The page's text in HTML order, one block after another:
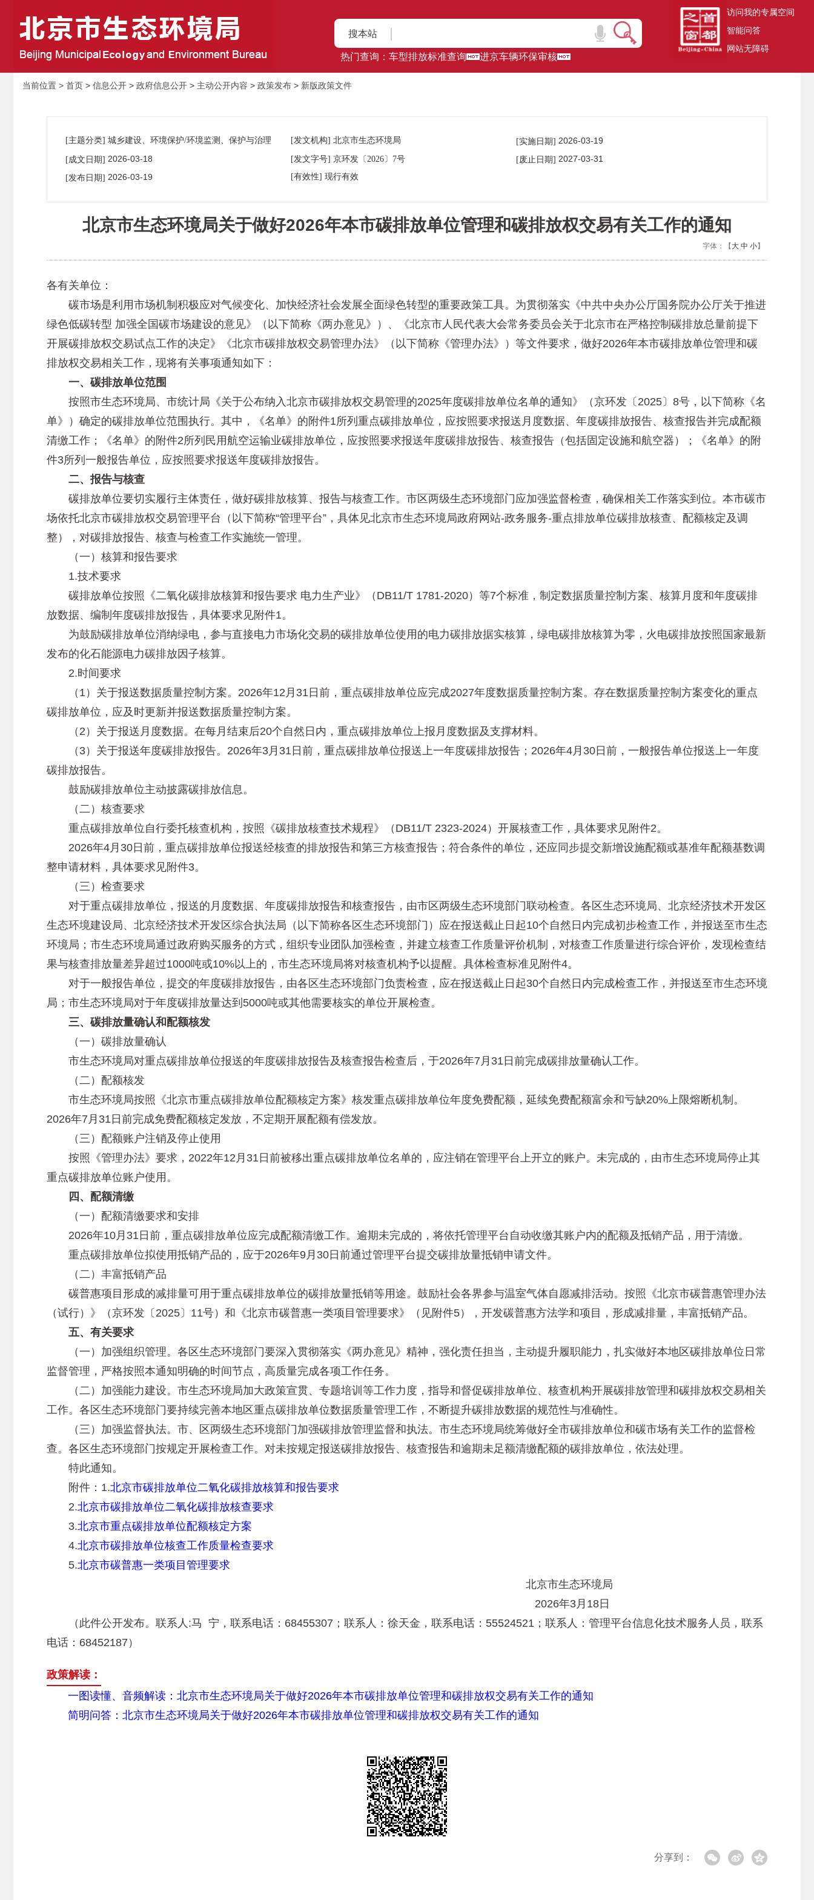
搜本站
热门查询： 车型排放标准查询 进京车辆环保审核
访问我的专属空间
智能问答
网站无障碍
当前位置 > 首页 > 信息公开 > 政府信息公开 > 主动公开内容 > 政策发布 > 新版政策文件
[主题分类] 城乡建设、环境保护/环境监测、保护与治理 [发文机构] 北京市生态环境局 [实施日期]2026-03-19
00:00:00
[成文日期] 2026-03-18
00:00:00
[发文字号]京环发 〔2026〕7号 [废止日期]2027-03-31
[发布日期] 2026-03-19
[有效性] 现行有效
北京市生态环境局关于做好2026年本市碳排放单位管理和碳排放权交易有关工作的通知
字体：【 大 中 小】
各有关单位：
碳市场是利用市场机制积极应对气候变化、加快经济社会发展全面绿色转型的重要政策工具。为贯彻落实《中共中央办公厅国务院办公厅关于推进
绿色低碳转型 加强全国碳市场建设的意见》（以下简称《两办意见》）、《北京市人民代表大会常务委员会关于北京市在严格控制碳排放总量前提下
开展碳排放权交易试点工作的决定》《北京市碳排放权交易管理办法》（以下简称《管理办法》）等文件要求，做好2026年本市碳排放单位管理和碳
排放权交易相关工作，现将有关事项通知如下：
一、碳排放单位范围
按照市生态环境局、市统计局《关于公布纳入北京市碳排放权交易管理的2025年度碳排放单位名单的通知》（京环发〔2025〕8号，以下简称《名
单》）确定的碳排放单位范围执行。其中，《名单》的附件1所列重点碳排放单位，应按照要求报送月度数据、年度碳排放报告、核查报告并完成配额
清缴工作；《名单》的附件2所列民用航空运输业碳排放单位，应按照要求报送年度碳排放报告、核查报告（包括固定设施和航空器）；《名单》的附
件3所列一般报告单位，应按照要求报送年度碳排放报告。
二、报告与核查
碳排放单位要切实履行主体责任，做好碳排放核算、报告与核查工作。市区两级生态环境部门应加强监督检查，确保相关工作落实到位。本市碳市
场依托北京市碳排放权交易管理平台（以下简称“管理平台”，具体见北京市生态环境局政府网站-政务服务-重点排放单位碳排放核查、配额核定及调
整），对碳排放报告、核查与检查工作实施统一管理。
（一）核算和报告要求
1.技术要求
碳排放单位按照《二氧化碳排放核算和报告要求 电力生产业》（DB11/T 1781-2020）等7个标准，制定数据质量控制方案、核算月度和年度碳排
放数据、编制年度碳排放报告，具体要求见附件1。
为鼓励碳排放单位消纳绿电，参与直接电力市场化交易的碳排放单位使用的电力碳排放据实核算，绿电碳排放核算为零，火电碳排放按照国家最新
发布的化石能源电力碳排放因子核算。
2.时间要求
（1）关于报送数据质量控制方案。2026年12月31日前，重点碳排放单位应完成2027年度数据质量控制方案。存在数据质量控制方案变化的重点
碳排放单位，应及时更新并报送数据质量控制方案。
（2）关于报送月度数据。在每月结束后20个自然日内，重点碳排放单位上报月度数据及支撑材料。
（3）关于报送年度碳排放报告。2026年3月31日前，重点碳排放单位报送上一年度碳排放报告；2026年4月30日前，一般报告单位报送上一年度
碳排放报告。
鼓励碳排放单位主动披露碳排放信息。
（二）核查要求
重点碳排放单位自行委托核查机构，按照《碳排放核查技术规程》（DB11/T 2323-2024）开展核查工作，具体要求见附件2。
2026年4月30日前，重点碳排放单位报送经核查的排放报告和第三方核查报告；符合条件的单位，还应同步提交新增设施配额或基准年配额基数调
整申请材料，具体要求见附件3。
（三）检查要求
对于重点碳排放单位，报送的月度数据、年度碳排放报告和核查报告，由市区两级生态环境部门联动检查。各区生态环境局、北京经济技术开发区
生态环境建设局、北京经济技术开发区综合执法局（以下简称各区生态环境部门）应在报送截止日起10个自然日内完成初步检查工作，并报送至市生态
环境局；市生态环境局通过政府购买服务的方式，组织专业团队加强检查，并建立核查工作质量评价机制，对核查工作质量进行综合评价，发现检查结
果与核查排放量差异超过1000吨或10%以上的，市生态环境局将对核查机构予以提醒。具体检查标准见附件4。
对于一般报告单位，提交的年度碳排放报告，由各区生态环境部门负责检查，应在报送截止日起30个自然日内完成检查工作，并报送至市生态环境
局；市生态环境局对于年度碳排放量达到5000吨或其他需要核实的单位开展检查。
三、碳排放量确认和配额核发
（一）碳排放量确认
市生态环境局对重点碳排放单位报送的年度碳排放报告及核查报告检查后，于2026年7月31日前完成碳排放量确认工作。
（二）配额核发
市生态环境局按照《北京市重点碳排放单位配额核定方案》核发重点碳排放单位年度免费配额，延续免费配额富余和亏缺20%上限熔断机制。
2026年7月31日前完成免费配额核定发放，不定期开展配额有偿发放。
（三）配额账户注销及停止使用
按照《管理办法》要求，2022年12月31日前被移出重点碳排放单位名单的，应注销在管理平台上开立的账户。未完成的，由市生态环境局停止其
重点碳排放单位账户使用。
四、配额清缴
（一）配额清缴要求和安排
2026年10月31日前，重点碳排放单位应完成配额清缴工作。逾期未完成的，将依托管理平台自动收缴其账户内的配额及抵销产品，用于清缴。
重点碳排放单位拟使用抵销产品的，应于2026年9月30日前通过管理平台提交碳排放量抵销申请文件。
（二）丰富抵销产品
碳普惠项目形成的减排量可用于重点碳排放单位的碳排放量抵销等用途。鼓励社会各界参与温室气体自愿减排活动。按照《北京市碳普惠管理办法
（试行）》（京环发〔2025〕11号）和《北京市碳普惠一类项目管理要求》（见附件5），开发碳普惠方法学和项目，形成减排量，丰富抵销产品。
五、有关要求
（一）加强组织管理。各区生态环境部门要深入贯彻落实《两办意见》精神，强化责任担当，主动提升履职能力，扎实做好本地区碳排放单位日常
监督管理，严格按照本通知明确的时间节点，高质量完成各项工作任务。
（二）加强能力建设。市生态环境局加大政策宣贯、专题培训等工作力度，指导和督促碳排放单位、核查机构开展碳排放管理和碳排放权交易相关
工作。各区生态环境部门要持续完善本地区重点碳排放单位数据质量管理工作，不断提升碳排放数据的规范性与准确性。
（三）加强监督执法。市、区两级生态环境部门加强碳排放管理监督和执法。市生态环境局统筹做好全市碳排放单位和碳市场有关工作的监督检
查。各区生态环境部门按规定开展检查工作。对未按规定报送碳排放报告、核查报告和逾期未足额清缴配额的碳排放单位，依法处理。
特此通知。
附件：1.北京市碳排放单位二氧化碳排放核算和报告要求
2.北京市碳排放单位二氧化碳排放核查要求
3.北京市重点碳排放单位配额核定方案
4.北京市碳排放单位核查工作质量检查要求
5.北京市碳普惠一类项目管理要求
北京市生态环境局
2026年3月18日
（此件公开发布。联系人:马 宁，联系电话：68455307；联系人：徐天金，联系电话：55524521；联系人：管理平台信息化技术服务人员，联系
电话：68452187）
政策解读：
一图读懂、音频解读：北京市生态环境局关于做好2026年本市碳排放单位管理和碳排放权交易有关工作的通知
简明问答：北京市生态环境局关于做好2026年本市碳排放单位管理和碳排放权交易有关工作的通知
分享到：